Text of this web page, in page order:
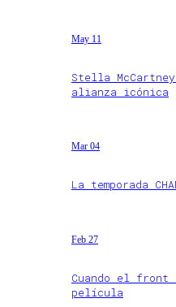
May 11
Stella
alianza icónica
Mar 04
La temporada
Feb 27
Cuando el front
película